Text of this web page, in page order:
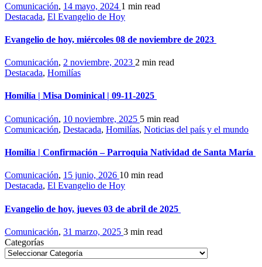
Comunicación, 14 mayo, 2024 1 min read
Destacada, El Evangelio de Hoy
Evangelio de hoy, miércoles 08 de noviembre de 2023
Comunicación, 2 noviembre, 2023 2 min read
Destacada, Homilías
Homilía | Misa Dominical | 09-11-2025
Comunicación, 10 noviembre, 2025 5 min read
Comunicación, Destacada, Homilías, Noticias del país y el mundo
Homilía | Confirmación – Parroquia Natividad de Santa María
Comunicación, 15 junio, 2026 10 min read
Destacada, El Evangelio de Hoy
Evangelio de hoy, jueves 03 de abril de 2025
Comunicación, 31 marzo, 2025 3 min read
Categorías